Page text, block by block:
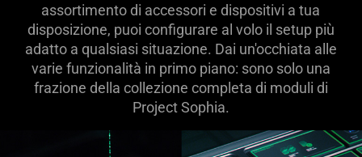
assortimento di accessori e dispositivi a tua
disposizione, puoi configurare al volo il setup più
adatto a qualsiasi situazione. Dai un'occhiata alle
varie funzionalità in primo piano: sono solo una
frazione della collezione completa di moduli di
Project Sophia.